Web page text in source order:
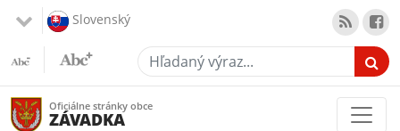
Slovenský
Hľadaný výraz...
Oficiálne stránky obce
ZÁVADKA